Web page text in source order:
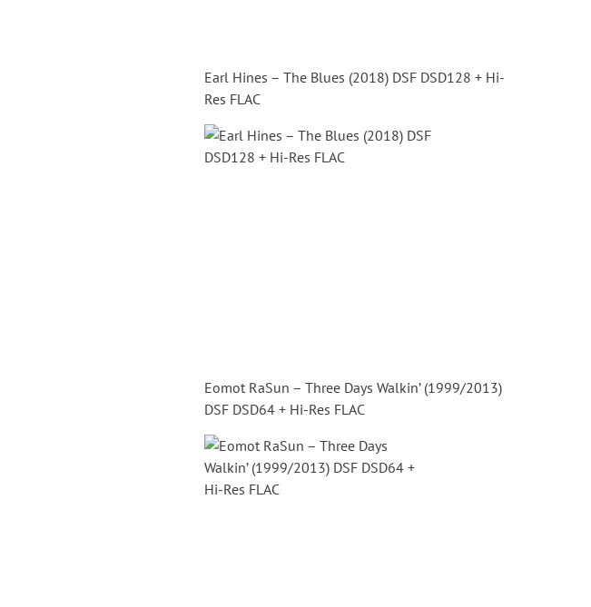
Earl Hines – The Blues (2018) DSF DSD128 + Hi-
Res FLAC
Eomot RaSun – Three Days Walkin’ (1999/2013)
DSF DSD64 + Hi-Res FLAC